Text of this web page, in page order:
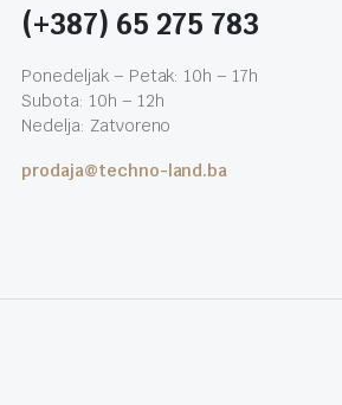
(+387) 65 275 783
Ponedeljak – Petak: 10h – 17h
Subota: 10h – 12h
Nedelja: Zatvoreno
prodaja@techno-land.ba